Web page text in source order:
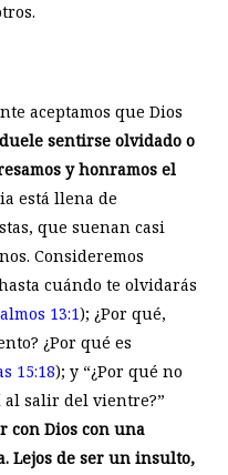
aceptamos que Dios
duele sentirse olvidado o
y honramos el
está llena de
que suenan casi
Consideremos
cuándo te olvidarás
13:1); ¿Por qué,
¿Por qué es
15:18); y “¿Por qué no
al salir del vientre?”
con Dios con una
Lejos de ser un insulto,